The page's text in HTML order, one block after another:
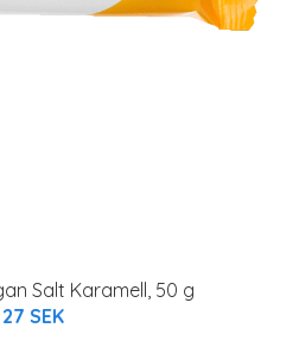
Salt Karamell, 50 g
27 SEK